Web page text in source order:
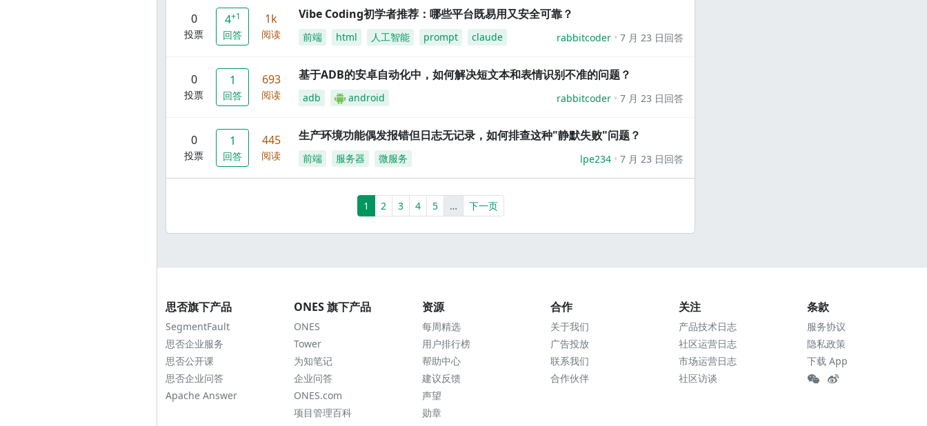
0
投票
4+1
回答
1k
阅读
Vibe Coding初学者推荐：哪些平台既易用又安全可靠？
前端 html 人工智能 prompt claude rabbitcoder 7 月 23 日回答
0
投票
1
回答
693
阅读
基于ADB的安卓自动化中，如何解决短文本和表情识别不准的问题？
adb android rabbitcoder 7 月 23 日回答
0
投票
1
回答
445
阅读
生产环境功能偶发报错但日志无记录，如何排查这种"静默失败"问题？
前端 服务器 微服务 lpe234 7 月 23 日回答
1 (current)
2 3 4 5 …More下一页
思否旗下产品
SegmentFault
思否企业服务
思否公开课
思否企业问答
Apache Answer
ONES 旗下产品
ONES
Tower
为知笔记
企业问答
ONES.com
项目管理百科
资源
每周精选
用户排行榜
帮助中心
建议反馈
声望
勋章
合作
关于我们
广告投放
联系我们
合作伙伴
关注
产品技术日志
社区运营日志
市场运营日志
社区访谈
条款
服务协议
隐私政策
下载 App